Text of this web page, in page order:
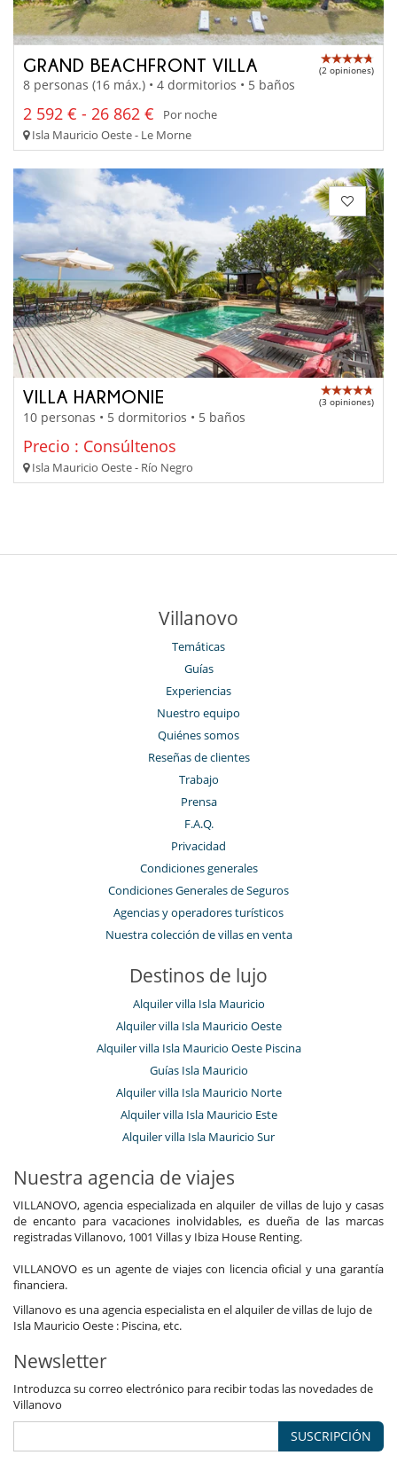
GRAND BEACHFRONT VILLA (2 opiniones)
8 personas (16 máx.) • 4 dormitorios • 5 baños
2 592 € - 26 862 €
Por noche
Isla Mauricio Oeste - Le Morne
VILLA HARMONIE (3 opiniones)
10 personas • 5 dormitorios • 5 baños
Precio : Consúltenos
Isla Mauricio Oeste - Río Negro
Villanovo
Temáticas
Guías
Experiencias
Nuestro equipo
Quiénes somos
Reseñas de clientes
Trabajo
Prensa
F.A.Q.
Privacidad
Condiciones generales
Condiciones Generales de Seguros
Agencias y operadores turísticos
Nuestra colección de villas en venta
Destinos de lujo
Alquiler villa Isla Mauricio
Alquiler villa Isla Mauricio Oeste
Alquiler villa Isla Mauricio Oeste Piscina
Guías Isla Mauricio
Alquiler villa Isla Mauricio Norte
Alquiler villa Isla Mauricio Este
Alquiler villa Isla Mauricio Sur
Nuestra agencia de viajes
VILLANOVO, agencia especializada en alquiler de villas de lujo y casas
de encanto para vacaciones inolvidables, es dueña de las marcas
registradas Villanovo, 1001 Villas y Ibiza House Renting.
VILLANOVO es un agente de viajes con licencia oficial y una garantía
financiera.
Villanovo es una agencia especialista en el alquiler de villas de lujo de
Isla Mauricio Oeste : Piscina, etc.
Newsletter
Introduzca su correo electrónico para recibir todas las novedades de
Villanovo
SUSCRIPCIÓN